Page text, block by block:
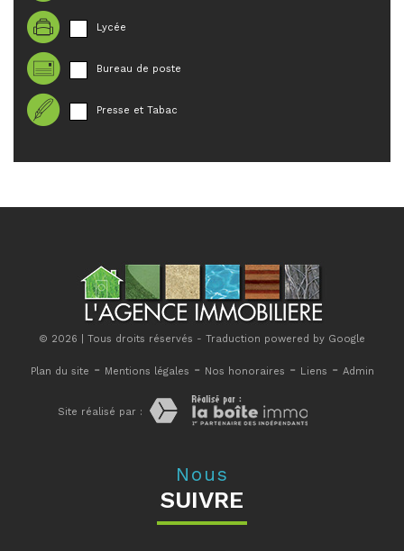
Lycée
Bureau de poste
Presse et Tabac
© 2026 | Tous droits réservés - Traduction powered by Google
Plan du site - Mentions légales - Nos honoraires - Liens - Admin
Site réalisé par :
Nous
SUIVRE